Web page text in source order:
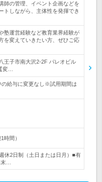
師の管理、イベント企画などを
トしながら、主体性を発揮でき
塾運営経験など教育業界経験が
を変えていきたい方、ぜひご応
王子市南大沢2-2F パレオビル
変…
給与に変更なし※試用期間は
時間）
休2日制（土日または日月）■有
…